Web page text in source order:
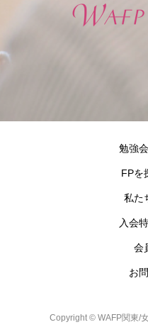
勉強
FPを
私た
入会
会
お
Copyright ©WAFP関東/